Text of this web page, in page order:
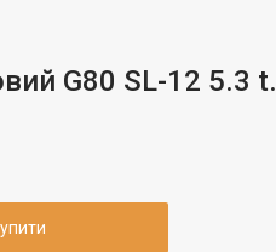
G80 SL-12 5.3 t.